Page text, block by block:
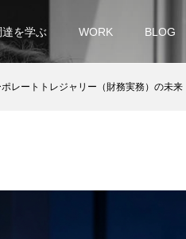
を学ぶ WORK BLOG
レートトレジャリー（財務実務）の未来